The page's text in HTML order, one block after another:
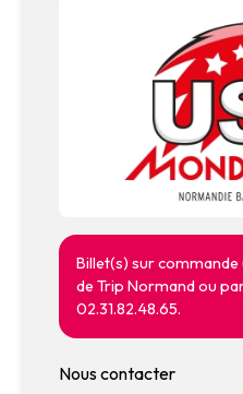
Billet(s) sur commande
de Trip Normand ou
02.31.82.48.65.
Nous contacter